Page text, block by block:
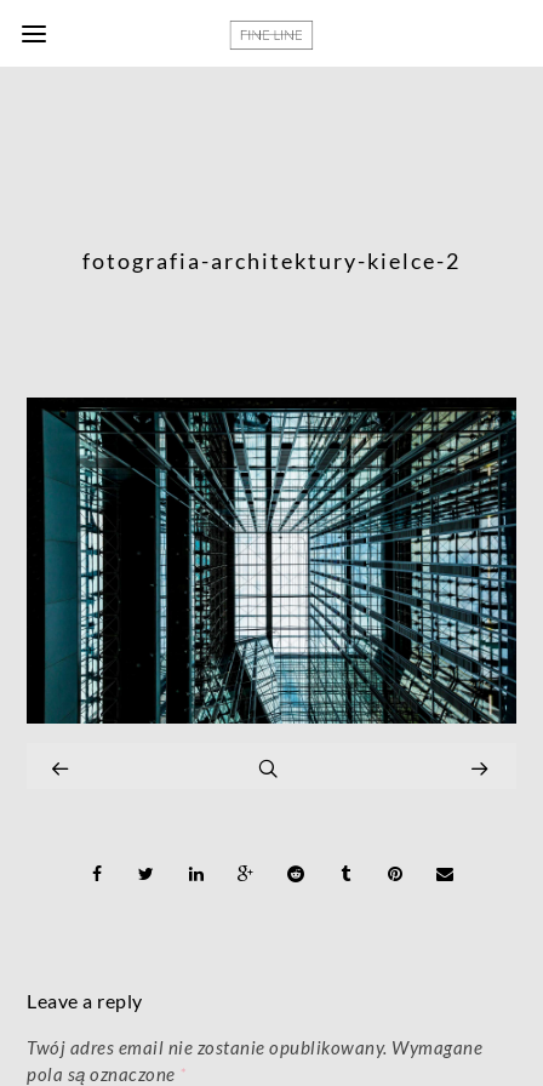
fotografia-architektury-kielce-2
Leave a reply
Twój adres email nie zostanie opublikowany. Wymagane
pola są oznaczone *